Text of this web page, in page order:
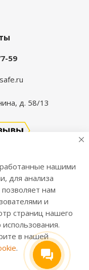
59
д. 58/13
магазин
мебели Практик.
металлических
дверей.
технических
носит справочный
офертой,
437 ч.2 ГК РФ.
нашими
для анализа
нам
и
страниц нашего
в нашей
.